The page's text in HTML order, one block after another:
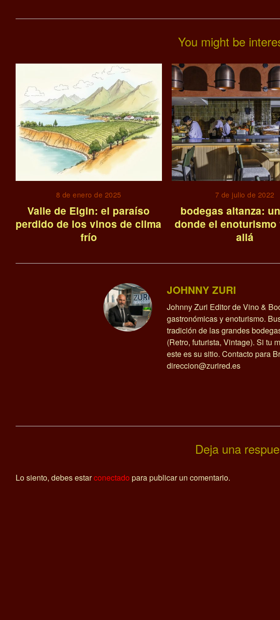
You might be
8 de enero de 2025
Valle de Elgin: el paraíso
perdido de los vinos de clima
frío
7 de julio de 2022
bodegas altanza:
donde el enoturismo
allá
JOHNNY ZURI
Johnny Zuri Editor de Vino &
gastronómicas y enoturismo.
tradición de las grandes
(Retro, futurista, Vintage). Si tu
este es su sitio. Contacto para
direccion@zurired.es
Deja una
Lo siento, debes estarconectado para publicar un comentario.